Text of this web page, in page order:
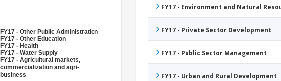
FY17 - Other Public Administration
FY17 - Other Education
FY17 - Health
FY17 - Water Supply
FY17 - Agricultural markets,
commercialization and agri-
business
FY17 - Environment and Natural
FY17 - Private Sector Development
FY17 - Public Sector Management
FY17 - Urban and Rural Development